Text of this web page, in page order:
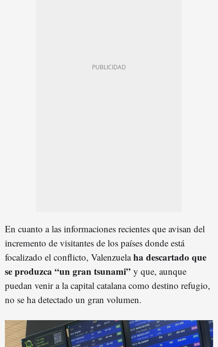
En cuanto a las informaciones recientes que avisan del
incremento de visitantes de los países donde está
focalizado el conflicto, Valenzuelaha descartado que
se produzca “un gran tsunami” y que, aunque
puedan venir a la capital catalana como destino refugio,
no se ha detectado un gran volumen.